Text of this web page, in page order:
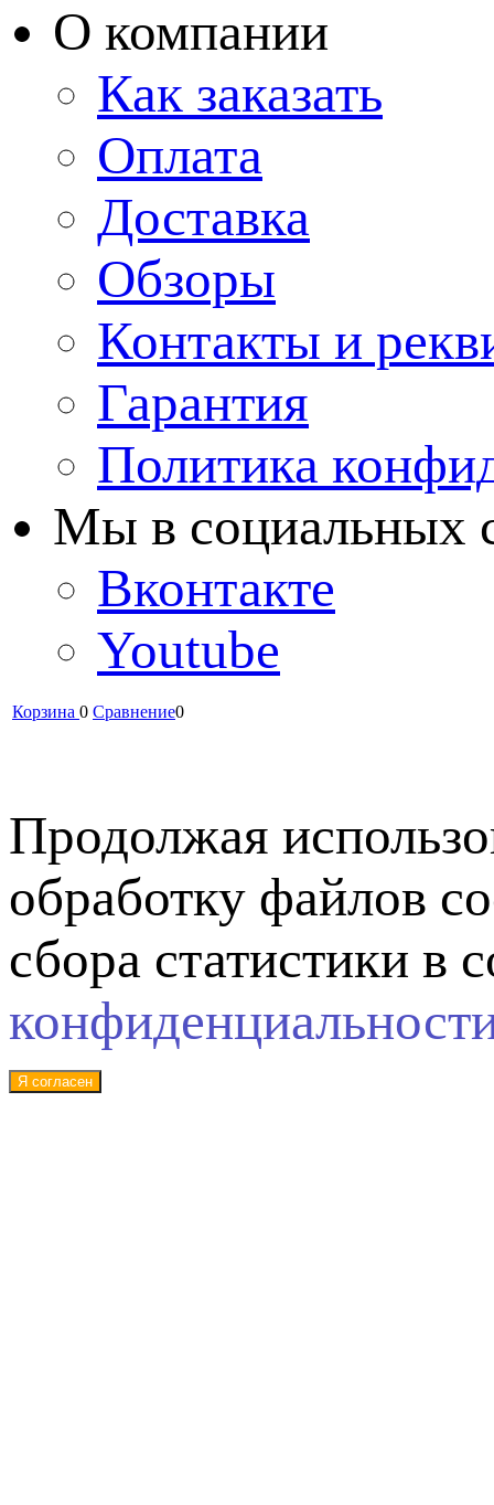
О компании
Как заказать
Оплата
Доставка
Обзоры
Контакты и
Гарантия
Политика
Мы в cоциальных
Вконтакте
Youtube
Корзина 0 Сравнение0
Продолжая
обработку файлов
сбора статистики в
Я согласен